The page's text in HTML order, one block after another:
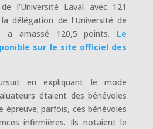
l’Université Laval avec 121
délégation de l’Université de
a amassé 120,5 points. Le
sur le site officiel des
en expliquant le mode
étaient des bénévoles
épreuve; parfois, ces bénévoles
infirmières. Ils notaient le